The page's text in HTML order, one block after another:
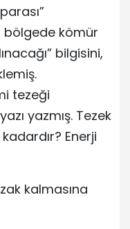
bölgede kömür
bilgisini,
tezeği
yazmış. Tezek
Enerji
kalmasına